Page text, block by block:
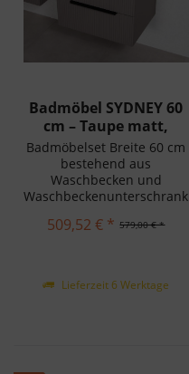
Badmöbel SYDNEY 60
cm – Taupe matt,
Waschtisch...
Badmöbelset Breite 60 cm
bestehend aus
Waschbecken und
Waschbeckenunterschrank
matt. Schnelle und
579,00 € *
509,52 € *
Lieferzeit 6 Werktage